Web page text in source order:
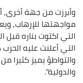
وأبرزت من جهة أخرى,
مواجهتها للإرهاب,
التي اكتوت بناره قبل
التي أعلنت عليه
والتواطؤ يميز كثيرا
والدولية".